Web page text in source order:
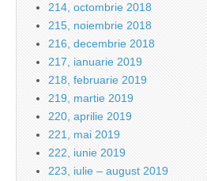
214, octombrie 2018
215, noiembrie 2018
216, decembrie 2018
217, ianuarie 2019
218, februarie 2019
219, martie 2019
220, aprilie 2019
221, mai 2019
222, iunie 2019
223, iulie – august 2019